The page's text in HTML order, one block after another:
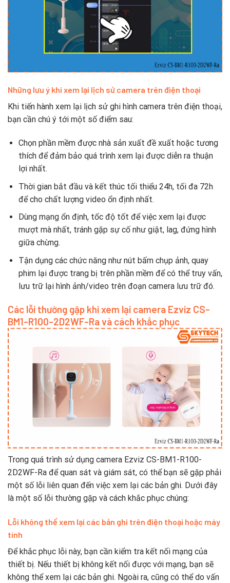
Những lưu ý khi xem lại lịch sử camera trên điện thoại
Khi tiến hành xem lại lịch sử ghi hình camera trên điện thoại,
bạn cần chú ý tới một số điểm sau:
Chọn phần mềm được nhà sản xuất đề xuất hoặc tương
thích để đảm bảo quá trình xem lại được diễn ra thuận
lợi nhất.
Thời gian bắt đầu và kết thúc tối thiểu 24h, tối đa 72h
để cho chất lượng video ổn định nhất.
Dùng mạng ổn định, tốc độ tốt để việc xem lại được
mượt mà nhất, tránh gặp sự cố như giật, lag, đứng hình
giữa chừng.
Tận dụng các chức năng như nút bấm chụp ảnh, quay
phim lại được trang bị trên phần mềm để có thể truy vấn,
lưu trữ lại hình ảnh/video trên đoạn camera lưu trữ đó.
Các lỗi thường gặp khi xem lại camera Ezviz CS-
BM1-R100-2D2WF-Ra và cách khắc phục
Trong quá trình sử dụng camera Ezviz CS-BM1-R100-
2D2WF-Ra để quan sát và giám sát, có thể bạn sẽ gặp phải
một số lỗi liên quan đến việc xem lại các bản ghi. Dưới đây
là một số lỗi thường gặp và cách khắc phục chúng:
Lỗi không thể xem lại các bản ghi trên điện thoại hoặc máy
tính
Để khắc phục lỗi này, bạn cần kiểm tra kết nối mạng của
thiết bị. Nếu thiết bị không kết nối được với mạng, bạn sẽ
không thể xem lại các bản ghi. Ngoài ra, cũng có thể do vấn